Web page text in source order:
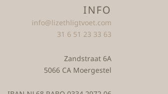
INFO
info@lizethligtvoet.com
31 6 51 23 33 63
Zandstraat 6A
5066 CA Moergestel